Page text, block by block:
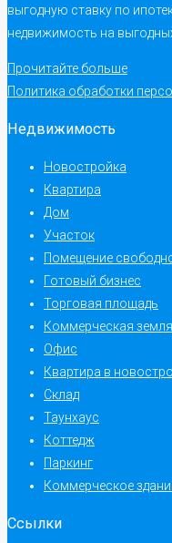
выгодную ставку по
недвижимость на
Прочитайте больше
Политика обработки
Недвижимость
Новостройка
Квартира
Дом
Участок
Помещение
Готовый бизнес
Торговая площадь
Коммерческая земля
Офис
Квартира в
Склад
Таунхаус
Коттедж
Паркинг
Коммерческое
Ссылки